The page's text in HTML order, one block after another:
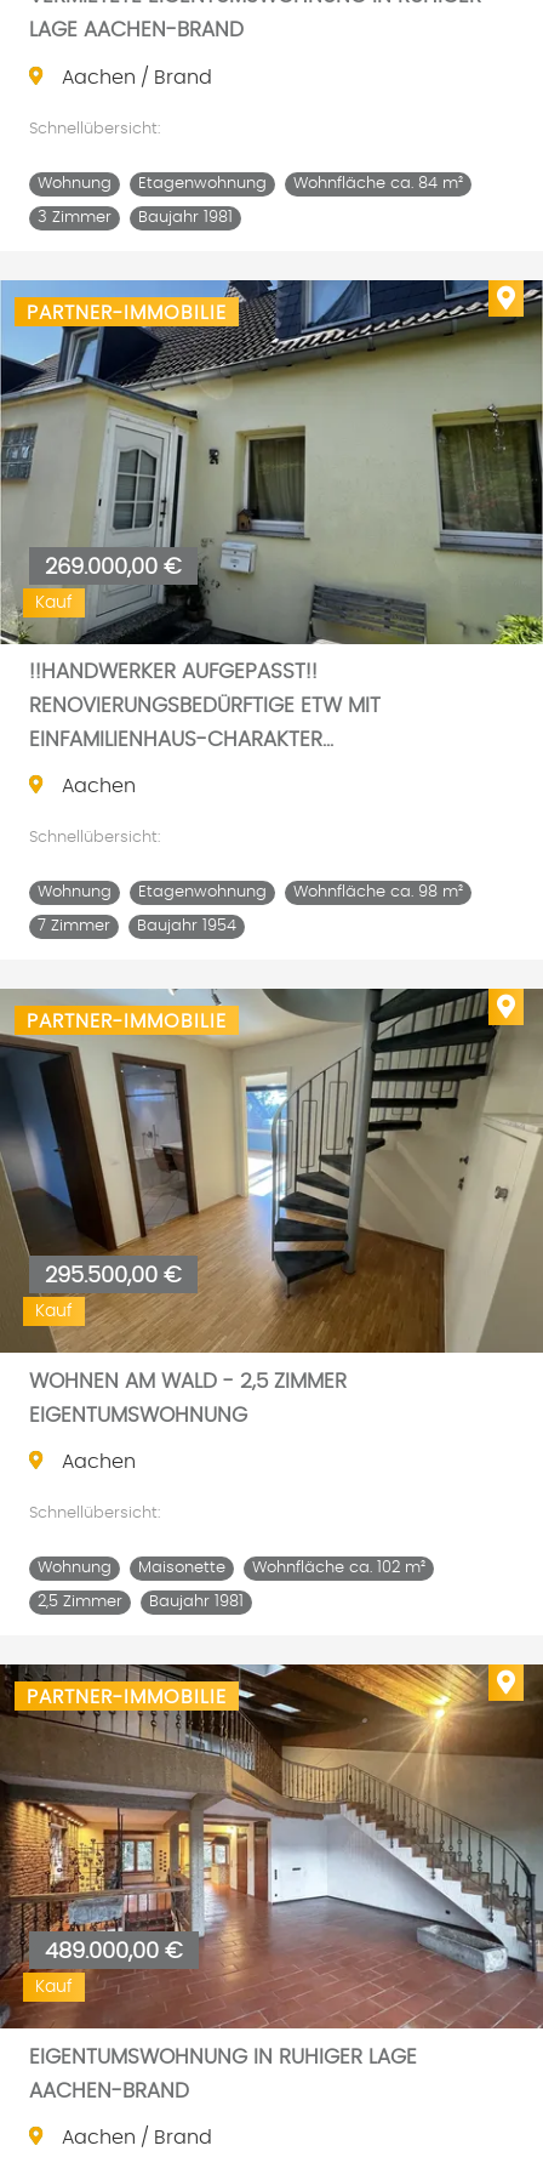
LAGE AACHEN-BRAND
Aachen / Brand
Schnellübersicht:
Wohnung Etagenwohnung Wohnfläche ca. 84 m²
3 Zimmer Baujahr 1981
PARTNER-IMMOBILIE
269.000,00 €
Kauf
!!HANDWERKER AUFGEPASST!!
RENOVIERUNGSBEDÜRFTIGE ETW MIT
EINFAMILIENHAUS-CHARAKTER...
Aachen
Schnellübersicht:
Wohnung Etagenwohnung Wohnfläche ca. 98 m²
7 Zimmer Baujahr 1954
PARTNER-IMMOBILIE
295.500,00 €
Kauf
WOHNEN AM WALD - 2,5 ZIMMER
EIGENTUMSWOHNUNG
Aachen
Schnellübersicht:
Wohnung Maisonette Wohnfläche ca. 102 m²
2,5 Zimmer Baujahr 1981
PARTNER-IMMOBILIE
489.000,00 €
Kauf
EIGENTUMSWOHNUNG IN RUHIGER LAGE
AACHEN-BRAND
Aachen / Brand